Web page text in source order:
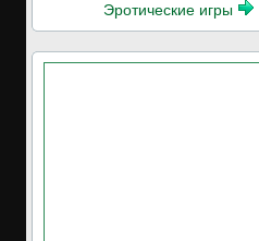
Эротические игры